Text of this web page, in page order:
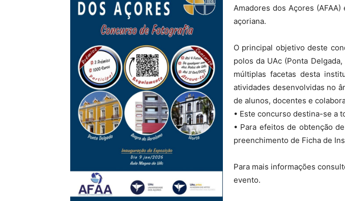
Amadores dos Açores
açoriana.
O principal objetivo deste
polos da UAc (Ponta
múltiplas facetas desta
atividades desenvolvidas no
de alunos, docentes e
• Este concurso destina-se a
• Para efeitos de obtenção
preenchimento de Ficha de
Para mais informações
evento.